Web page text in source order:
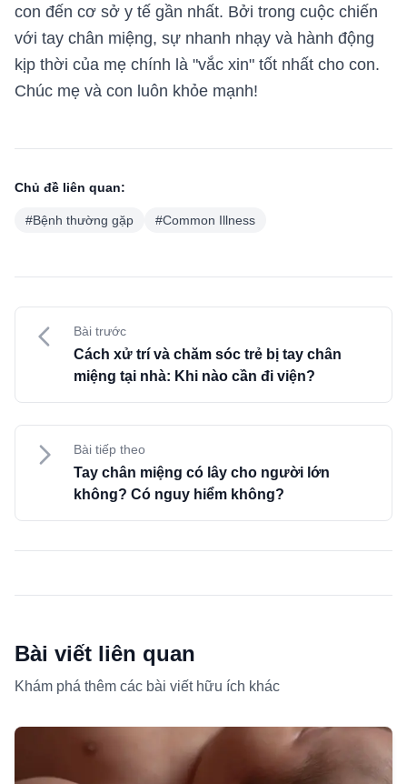
con đến cơ sở y tế gần nhất. Bởi trong cuộc chiến
với tay chân miệng, sự nhanh nhạy và hành động
kịp thời của mẹ chính là "vắc xin" tốt nhất cho con.
Chúc mẹ và con luôn khỏe mạnh!
Chủ đề liên quan:
#Bệnh thường gặp #Common Illness
Bài trước
Cách xử trí và chăm sóc trẻ bị tay chân
miệng tại nhà: Khi nào cần đi viện?
Bài tiếp theo
Tay chân miệng có lây cho người lớn
không? Có nguy hiểm không?
Bài viết liên quan
Khám phá thêm các bài viết hữu ích khác